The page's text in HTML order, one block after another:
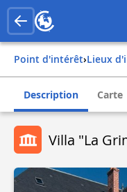
Point d'intérêt› Lieux
Description Carte
Villa "La